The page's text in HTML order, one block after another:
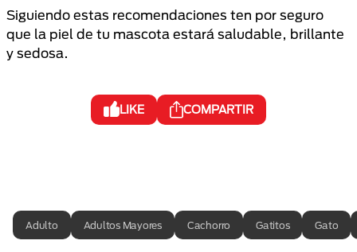
Siguiendo estas recomendaciones ten por seguro
que la piel de tu mascota estará saludable, brillante
y sedosa.
LIKE COMPARTIR
Adulto Adultos Mayores Cachorro Gatitos Gato